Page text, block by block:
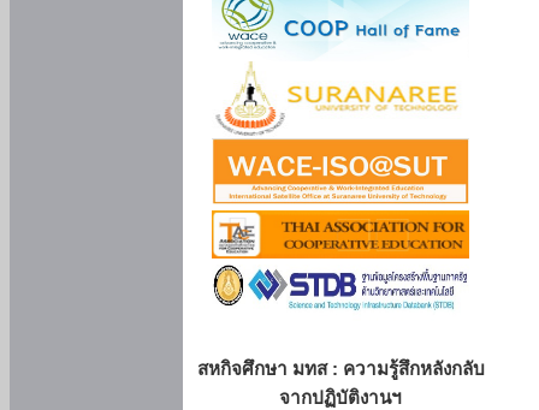
สหกิจศึกษา มทส : ความรู้สึกหลังกลับ
จากปฏิบัติงานฯ